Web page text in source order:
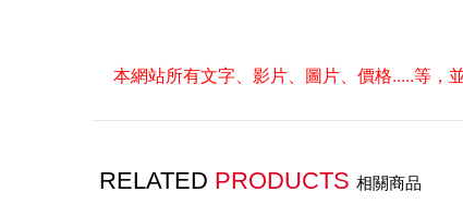
本網站所有文字、影片、圖片、價格.....等，
RELATED PRODUCTS 相關商品